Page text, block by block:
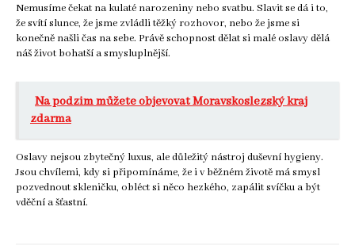
Nemusíme čekat na kulaté narozeniny nebo svatbu. Slavit se dá i to,
že svítí slunce, že jsme zvládli těžký rozhovor, nebo že jsme si
konečně našli čas na sebe. Právě schopnost dělat si malé oslavy dělá
náš život bohatší a smysluplnější.
Na podzim můžete objevovat Moravskoslezský kraj
zdarma
Oslavy nejsou zbytečný luxus, ale důležitý nástroj duševní hygieny.
Jsou chvílemi, kdy si připomínáme, že i v běžném životě má smysl
pozvednout skleničku, obléct si něco hezkého, zapálit svíčku a být
vděční a šťastní.